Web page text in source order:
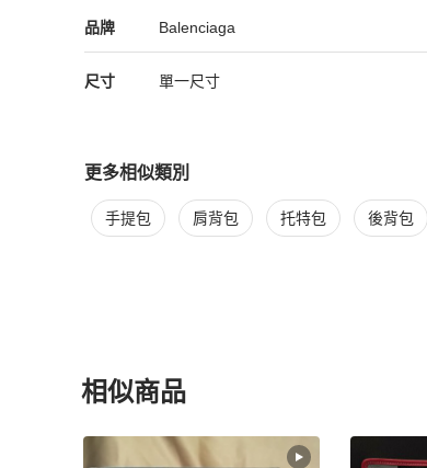
品牌
Balenciaga 精品女包品牌介紹
Balenciaga
Balenciaga 推薦清單
尺寸 單一尺寸
更多相似類別
更多Balenciaga女包 相似商品推薦
手提包 肩背包 托特包 後背包
相似商品
更多相似Balenciaga女包推薦精品